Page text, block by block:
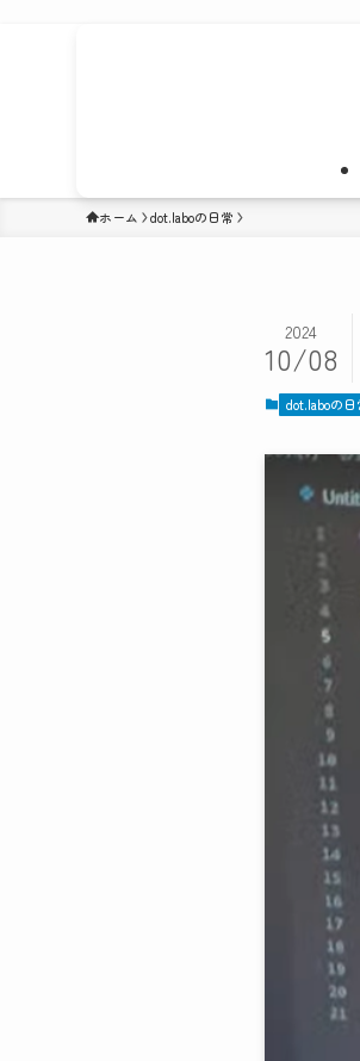
ホーム dot.laboの日常
2024
10/08
dot.laboの日